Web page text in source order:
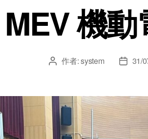
機
作者:system 31/